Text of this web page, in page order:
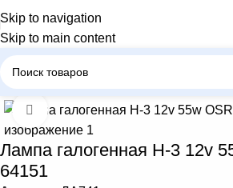
Skip to navigation
Skip to main content
Автомобильные лампы Лампа
Нажмите, чтобы увеличить
Лампа галогенная Н-3 12v
64151